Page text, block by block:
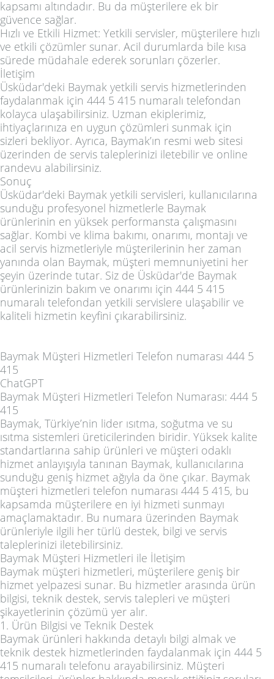
kapsamı altındadır. Bu da müşterilere ek bir
güvence sağlar.
Hızlı ve Etkili Hizmet: Yetkili servisler, müşterilere hızlı
ve etkili çözümler sunar. Acil durumlarda bile kısa
sürede müdahale ederek sorunları çözerler.
İletişim
Üsküdar'deki Baymak yetkili servis hizmetlerinden
faydalanmak için 444 5 415 numaralı telefondan
kolayca ulaşabilirsiniz. Uzman ekiplerimiz,
ihtiyaçlarınıza en uygun çözümleri sunmak için
sizleri bekliyor. Ayrıca, Baymak’ın resmi web sitesi
üzerinden de servis taleplerinizi iletebilir ve online
randevu alabilirsiniz.
Sonuç
Üsküdar'deki Baymak yetkili servisleri, kullanıcılarına
sunduğu profesyonel hizmetlerle Baymak
ürünlerinin en yüksek performansta çalışmasını
sağlar. Kombi ve klima bakımı, onarımı, montajı ve
acil servis hizmetleriyle müşterilerinin her zaman
yanında olan Baymak, müşteri memnuniyetini her
şeyin üzerinde tutar. Siz de Üsküdar'de Baymak
ürünlerinizin bakım ve onarımı için 444 5 415
numaralı telefondan yetkili servislere ulaşabilir ve
kaliteli hizmetin keyfini çıkarabilirsiniz.
Baymak Müşteri Hizmetleri Telefon numarası 444 5
415
ChatGPT
Baymak Müşteri Hizmetleri Telefon Numarası: 444 5
415
Baymak, Türkiye’nin lider ısıtma, soğutma ve su
ısıtma sistemleri üreticilerinden biridir. Yüksek kalite
standartlarına sahip ürünleri ve müşteri odaklı
hizmet anlayışıyla tanınan Baymak, kullanıcılarına
sunduğu geniş hizmet ağıyla da öne çıkar. Baymak
müşteri hizmetleri telefon numarası 444 5 415, bu
kapsamda müşterilere en iyi hizmeti sunmayı
amaçlamaktadır. Bu numara üzerinden Baymak
ürünleriyle ilgili her türlü destek, bilgi ve servis
taleplerinizi iletebilirsiniz.
Baymak Müşteri Hizmetleri ile İletişim
Baymak müşteri hizmetleri, müşterilere geniş bir
hizmet yelpazesi sunar. Bu hizmetler arasında ürün
bilgisi, teknik destek, servis talepleri ve müşteri
şikayetlerinin çözümü yer alır.
1. Ürün Bilgisi ve Teknik Destek
Baymak ürünleri hakkında detaylı bilgi almak ve
teknik destek hizmetlerinden faydalanmak için 444 5
415 numaralı telefonu arayabilirsiniz. Müşteri